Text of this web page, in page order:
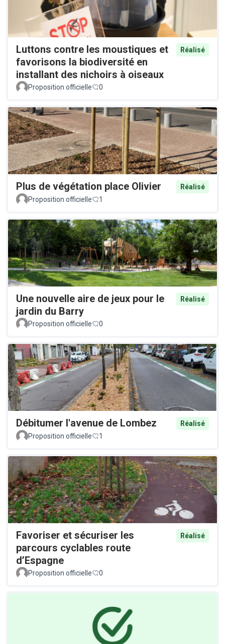
Luttons contre les moustiques et
favorisons la biodiversité en
installant des nichoirs à oiseaux
Réalisé
Proposition officielle 0
Plus de végétation place Olivier
Réalisé
Proposition officielle
1
Une nouvelle aire de jeux pour le
jardin du Barry
Réalisé
Proposition officielle 0
Débitumer l'avenue de Lombez
Réalisé
Proposition officielle
1
Favoriser et sécuriser les
parcours cyclables route
d’Espagne
Réalisé
Proposition officielle 0